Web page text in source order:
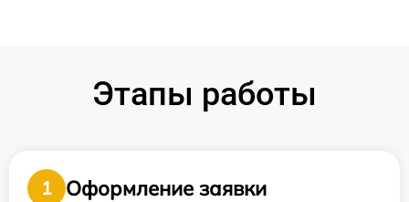
Этапы работы
1
Оформление заявки